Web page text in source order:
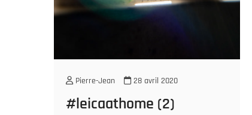
Pierre-Jean 28 avril 2020
#leicaathome (2)